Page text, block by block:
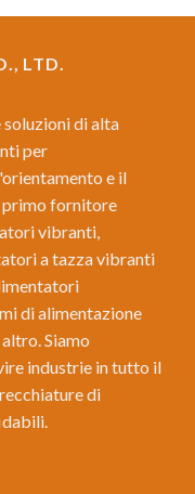
LTD.
soluzioni di alta
per
e il
fornitore
vibranti,
a tazza vibranti
di alimentazione
Siamo
industrie in tutto il
di